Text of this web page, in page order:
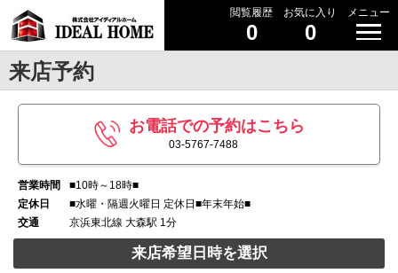
閲覧履歴
0
お気に入り
0
メニュー
来店予約
お電話での予約はこちら
03-5767-7488
営業時間
■10時～18時■
定休日
■水曜・隔週火曜日 定休日■年末年始■
交通
京浜東北線 大森駅 1分
来店希望日時を選択